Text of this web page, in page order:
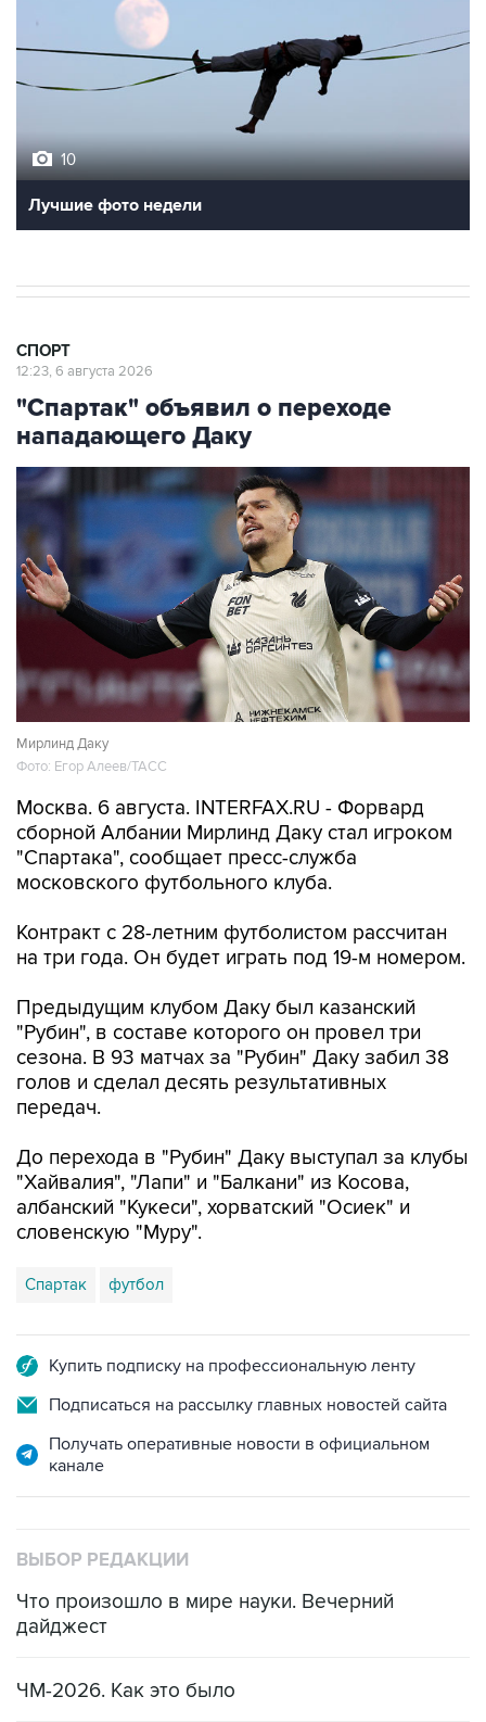
10
Лучшие фото недели
СПОРТ
12:23, 6 августа 2026
"Спартак" объявил о переходе
нападающего Даку
Мирлинд Даку
Фото: Егор Алеев/ТАСС
Москва. 6 августа. INTERFAX.RU - Форвард
сборной Албании Мирлинд Даку стал игроком
"Спартака", сообщает пресс-служба
московского футбольного клуба.
Контракт с 28-летним футболистом рассчитан
на три года. Он будет играть под 19-м номером.
Предыдущим клубом Даку был казанский
"Рубин", в составе которого он провел три
сезона. В 93 матчах за "Рубин" Даку забил 38
голов и сделал десять результативных
передач.
До перехода в "Рубин" Даку выступал за клубы
"Хайвалия", "Лапи" и "Балкани" из Косова,
албанский "Кукеси", хорватский "Осиек" и
словенскую "Муру".
Спартак футбол
Купить подписку на профессиональную ленту
Подписаться на рассылку главных новостей сайта
Получать оперативные новости в официальном
канале
ВЫБОР РЕДАКЦИИ
Что произошло в мире науки. Вечерний
дайджест
ЧМ-2026. Как это было